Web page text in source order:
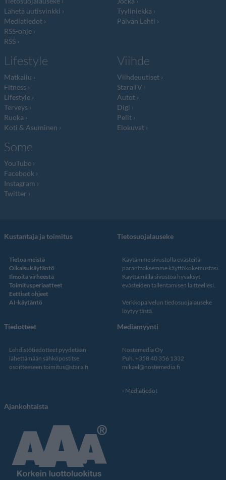
Lähetä uutisvinkki
Mediatiedot
RSS-ohje
RSS
Tyyliniekka
Päivän Lehti
Lifestyle
Matkailu
Fitness
Lifestyle
Terveys
Ruoka
Koti & Asuminen
Viihde
Viihdeuutiset
StaraTV
Autot
Digi
Pelit
Elokuvat
Some
YouTube
Facebook
Instagram
Twitter
Kustantaja ja toimitus
Tietoa meistä
Oikaisukäytäntö
Ilmoita virheestä
Toimitusperiaatteet
Eettiset ohjeet
AI-käytäntö
Tietosuojalauseke
Käytämme sivustolla evästeitä
parantaaksemme käyttökokemustasi.
Käyttämällä sivustoa hyväksyt
evästeiden tallentamisen laitteellesi.
Verkkopalvelun tiedosuojalauseke
löytyy tästä
Tiedotteet
Lehdistötiedotteet pyydetään
lähettämään sähköpostitse
osoitteeseen toimitus@stara.fi
Mediamyynti
Nostemedia Oy
Puh. +358 40 356 1332
mikael@nostemedia.fi
Mediatiedot
Ajankohtaista